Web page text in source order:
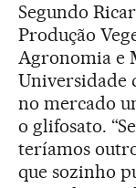
Segundo
Produção
Agronomia e
Universidade
no mercado
o glifosato.
teríamos
que sozinho